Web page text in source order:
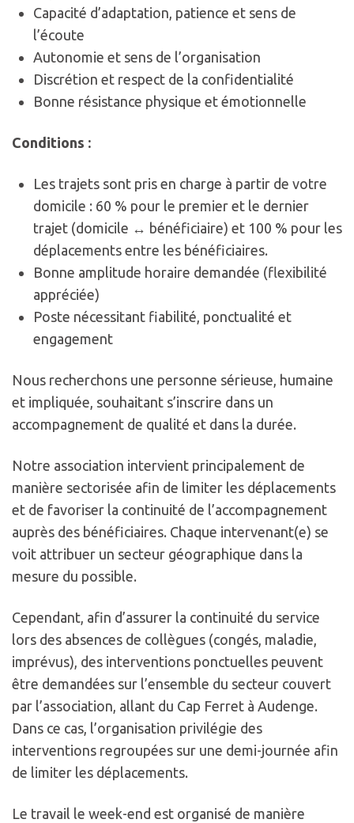
Capacité d’adaptation, patience et sens de
l’écoute
Autonomie et sens de l’organisation
Discrétion et respect de la confidentialité
Bonne résistance physique et émotionnelle
Conditions :
Les trajets sont pris en charge à partir de votre
domicile : 60 % pour le premier et le dernier
trajet (domicile ↔ bénéficiaire) et 100 % pour les
déplacements entre les bénéficiaires.
Bonne amplitude horaire demandée (flexibilité
appréciée)
Poste nécessitant fiabilité, ponctualité et
engagement
Nous recherchons une personne sérieuse, humaine
et impliquée, souhaitant s’inscrire dans un
accompagnement de qualité et dans la durée.
Notre association intervient principalement de
manière sectorisée afin de limiter les déplacements
et de favoriser la continuité de l’accompagnement
auprès des bénéficiaires. Chaque intervenant(e) se
voit attribuer un secteur géographique dans la
mesure du possible.
Cependant, afin d’assurer la continuité du service
lors des absences de collègues (congés, maladie,
imprévus), des interventions ponctuelles peuvent
être demandées sur l’ensemble du secteur couvert
par l’association, allant du Cap Ferret à Audenge.
Dans ce cas, l’organisation privilégie des
interventions regroupées sur une demi-journée afin
de limiter les déplacements.
Le travail le week-end est organisé de manière